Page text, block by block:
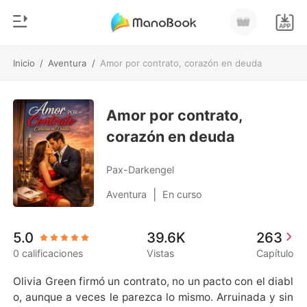
Inicio / Aventura / Amor por contrato, corazón en deuda
Recargar
Historia
Salir
Instalar APP
Género
Moderno
Hombre Lobo
Cuentos
Urbano
Amor por contrato,
corazón en deuda
Pax-Darkengel
Aventura En curso
5.0
0 calificaciones
39.6K
Vistas
263
Capítulo
Olivia Green firmó un contrato, no un pacto con el diabl
o, aunque a veces le parezca lo mismo. Arruinada y sin